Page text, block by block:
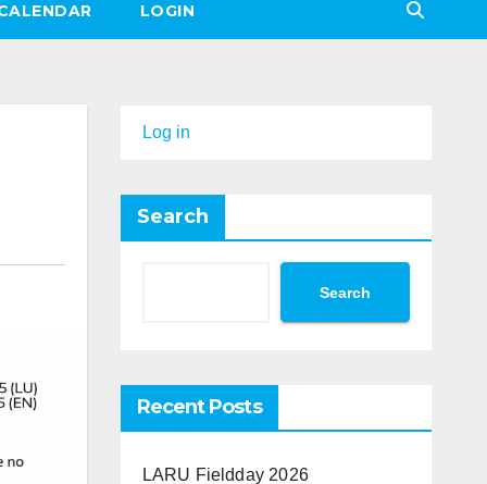
LOGIN
Log in
Search
Search
Recent Posts
LARU Fieldday 2026